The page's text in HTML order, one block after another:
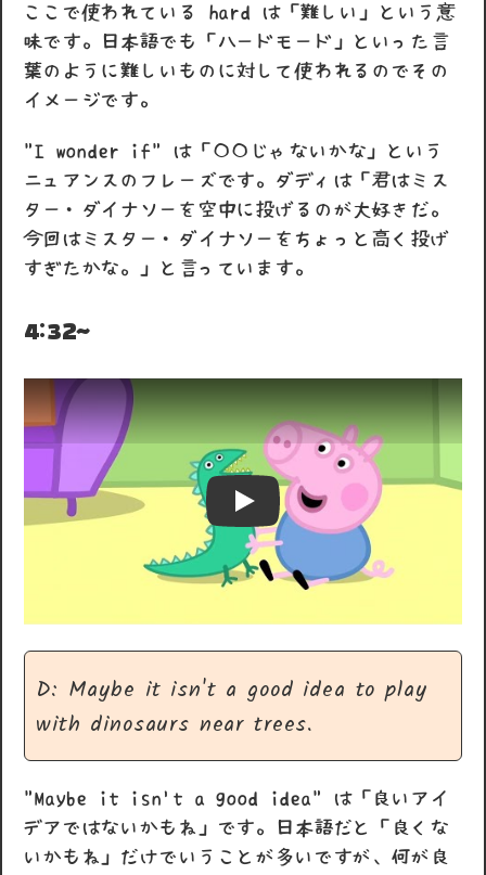
ここで使われている hard は「難しい」という意
味です。日本語でも「ハードモード」といった言
葉のように難しいものに対して使われるのでその
イメージです。
"I wonder if" は「〇〇じゃないかな」という
ニュアンスのフレーズです。ダディは「君はミス
ター・ダイナソーを空中に投げるのが大好きだ。
今回はミスター・ダイナソーをちょっと高く投げ
すぎたかな。」と言っています。
4:32~
Play
D: Maybe it isn't a good idea to play
with dinosaurs near trees.
"Maybe it isn't a good idea" は「良いアイ
デアではないかもね」です。日本語だと「良くな
いかもね」だけでいうことが多いですが、何が良